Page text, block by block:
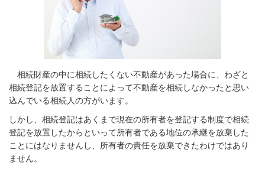
相続財産の中に相続したくない不動産があった場合に、わざと
相続登記を放置することによって不動産を相続しなかったと思い
込んでいる相続人の方がいます。
しかし、相続登記はあくまで現在の所有者を登記する制度で相続
登記を放置したからといって所有者である地位の承継を放棄した
ことにはなりませんし、所有者の責任を放棄できたわけではあり
ません。